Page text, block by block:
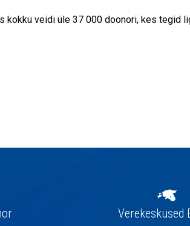
kokku veidi üle 37 000 doonori, kes tegid
Verekeskused